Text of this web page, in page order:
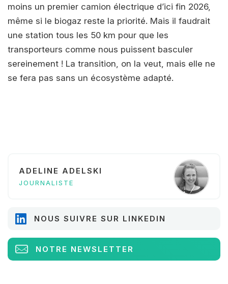
moins un premier camion électrique d’ici fin 2026,
même si le biogaz reste la priorité. Mais il faudrait
une station tous les 50 km pour que les
transporteurs comme nous puissent basculer
sereinement ! La transition, on la veut, mais elle ne
se fera pas sans un écosystème adapté.
ADELINE ADELSKI
JOURNALISTE
NOUS SUIVRE SUR LINKEDIN
NOTRE NEWSLETTER